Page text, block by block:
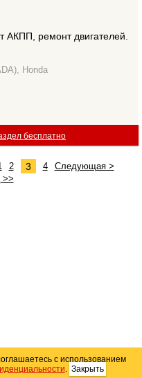
АКПП, ремонт двигателей.
Honda
бесплатно
2 3 4
Следующая >
>>
с использованием
. Закрыть